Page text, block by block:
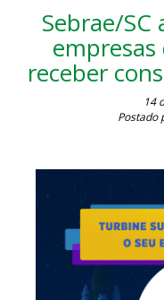
Sebrae/SC
receber
14
Postado